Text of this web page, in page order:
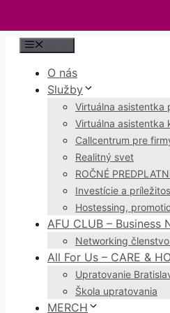
Preskočiť
obsah
O nás
Služby
Virtuálna asistentka
Virtuálna asistentka
Callcentrum pre
Realitný svet
ROČNÉ
Investície a
Hostessing,
AFU CLUB –
Networking
All For Us – CARE &
Upratovanie
Škola upratovania
MERCH